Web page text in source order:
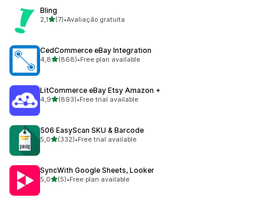
Bling
2,1na 5 gwiazdek
(7)
Łączna liczba recenzji: 7
•Avaliação gratuita
CedCommerce eBay Integration
4,8na 5 gwiazdek
(868)
Łączna liczba recenzji: 868
•Free plan available
LitCommerce eBay Etsy Amazon +
4,9na 5 gwiazdek
(893)
Łączna liczba recenzji: 893
•Free trial available
506 EasyScan SKU & Barcode
5,0na 5 gwiazdek
(332)
Łączna liczba recenzji: 332
•Free trial available
SyncWith Google Sheets, Looker
5,0na 5 gwiazdek
(5)
Łączna liczba recenzji: 5
•Free plan available